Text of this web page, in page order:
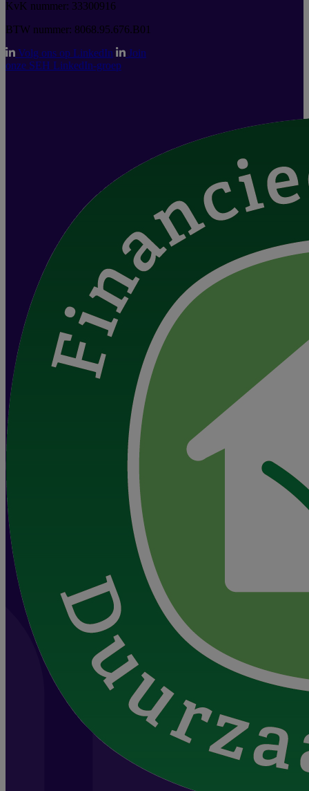
KvK nummer: 33300916
BTW nummer: 8068.95.676.B01
Volg ons op LinkedIn
Join
onze SEH LinkedIn-groep